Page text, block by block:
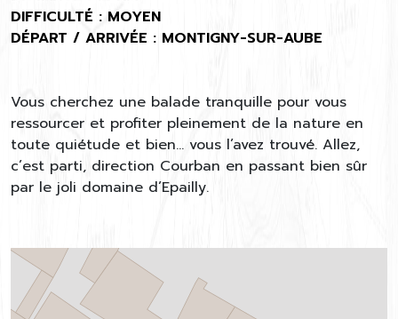
DIFFICULTÉ : MOYEN
DÉPART / ARRIVÉE : MONTIGNY-SUR-AUBE
Vous cherchez une balade tranquille pour vous
ressourcer et profiter pleinement de la nature en
toute quiétude et bien… vous l’avez trouvé. Allez,
c’est parti, direction Courban en passant bien sûr
par le joli domaine d’Epailly.